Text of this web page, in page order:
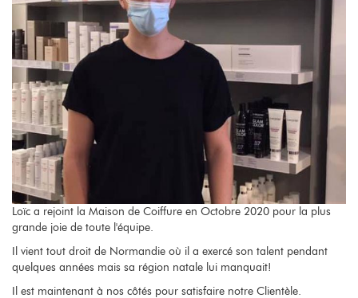
Loïc a rejoint la Maison de Coiffure en Octobre 2020 pour la plus
grande joie de toute l'équipe.
Il vient tout droit de Normandie où il a exercé son talent pendant
quelques années mais sa région natale lui manquait!
Il est maintenant à nos côtés pour satisfaire notre Clientèle.